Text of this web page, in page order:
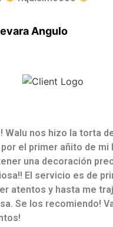
Angulo
Walu nos hizo la torta
el primer añito de mi
una decoración
El servicio es de
atentos y hasta me
Se los recomiendo!